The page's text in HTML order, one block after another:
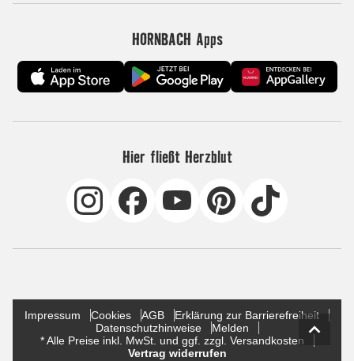
HORNBACH Apps
Hier fließt Herzblut
Impressum Cookies AGB
Erklärung zur Barrierefreiheit
Datenschutzhinweise
Melden
* Alle Preise inkl. MwSt. und ggf. zzgl. Versandkosten
Vertrag widerrufen